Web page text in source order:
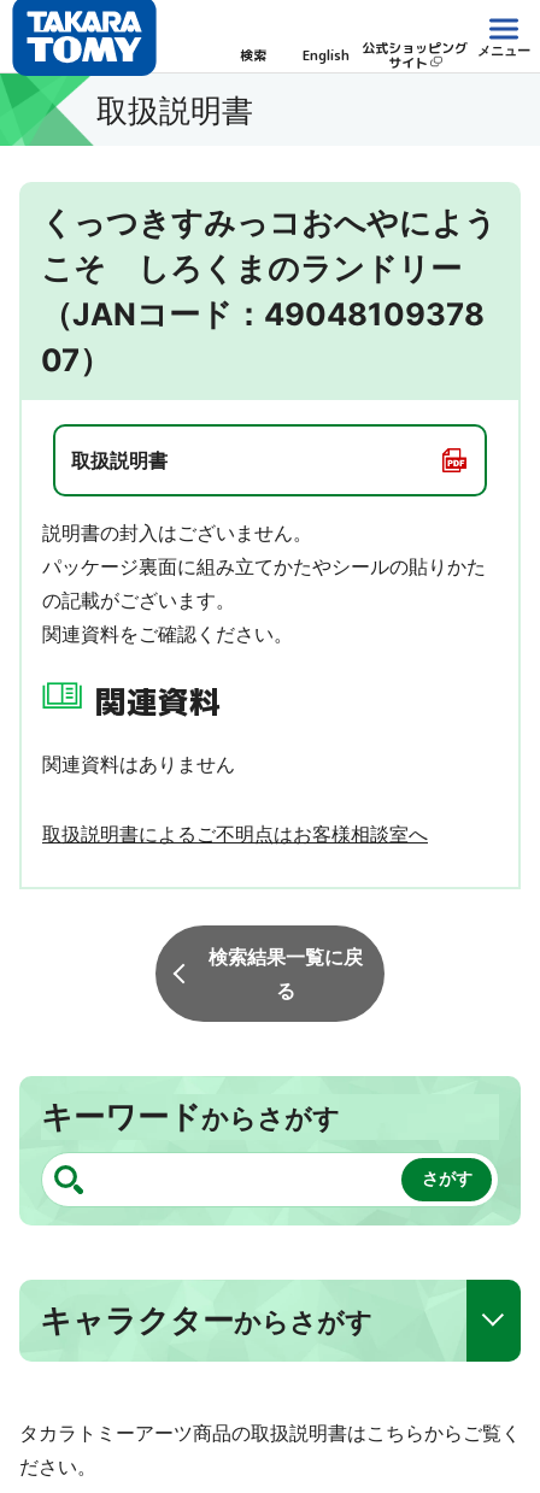
検索 English 公式ショッピング
サイト
メニュー
取扱説明書
くっつきすみっコおへやによう
こそ しろくまのランドリー
（JANコード：49048109378
07）
取扱説明書
説明書の封入はございません。
パッケージ裏面に組み立てかたやシールの貼りかた
の記載がございます。
関連資料をご確認ください。
関連資料
関連資料はありません
取扱説明書によるご不明点はお客様相談室へ
検索結果一覧に戻
る
キーワードからさがす
キャラクターからさがす
タカラトミーアーツ商品の取扱説明書はこちらからご覧く
ださい。